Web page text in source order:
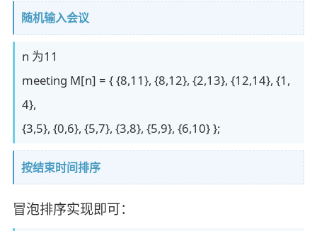
随机输入会议
n 为11
meeting M[n] = { {8,11}, {8,12}, {2,13}, {12,14}, {1,
4},
{3,5}, {0,6}, {5,7}, {3,8}, {5,9}, {6,10} };
按结束时间排序
冒泡排序实现即可：